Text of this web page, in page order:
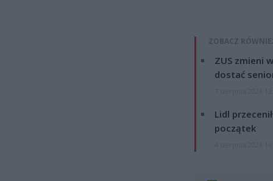
ZOBACZ
ZUS zmieni
dostać
Lidl
początek